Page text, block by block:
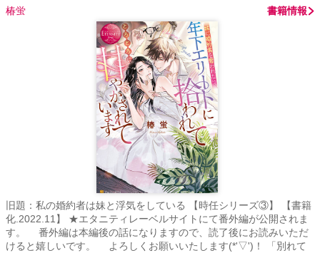
椿蛍 書籍情報
旧題：私の婚約者は妹と浮気をしている 【時任シリーズ③】 【書籍
化.2022.11】 ★エタニティレーベルサイトにて番外編が公開されま
す。 番外編は本編後の話になりますので、読了後にお読みいただ
けると嬉しいです。 よろしくお願いいたします(*'▽')！ 「別れて